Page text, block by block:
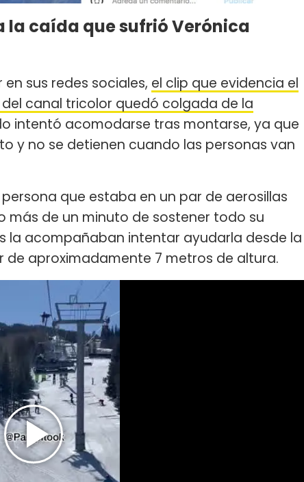
la caída que sufrió Verónica
sus redes sociales, el clip que evidencia el
canal tricolor quedó colgada de la
intentó acomodarse tras montarse, ya que
y no se detienen cuando las personas van
que estaba en un par de aerosillas
más de un minuto de sostener todo su
la acompañaban intentar ayudarla desde la
de aproximadamente 7 metros de altura.